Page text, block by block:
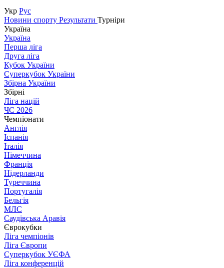
Укр Рус
Новини спорту Результати Турніри
Україна
Україна
Перша ліга
Друга ліга
Кубок України
Суперкубок України
Збірна України
Збірні
Ліга націй
ЧС 2026
Чемпіонати
Англія
Іспанія
Італія
Німеччина
Франція
Нідерланди
Туреччина
Португалія
Бельгія
МЛС
Саудівська Аравія
Єврокубки
Ліга чемпіонів
Ліга Європи
Суперкубок УЄФА
Ліга конференцій